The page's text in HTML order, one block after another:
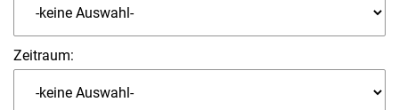
Zeitraum: